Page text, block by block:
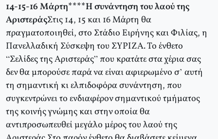
14-15-16 Μάρτη****Η συνάντηση του λαού της
ΑριστεράςΣτις 14, 15 και 16 Μάρτη θα
πραγματοποιηθεί, στο Στάδιο Ειρήνης και Φιλίας, η
Πανελλαδική Σύσκεψη του ΣΥΡΙΖΑ. Το ένθετο
“Σελίδες της Αριστεράς” που κρατάτε στα χέρια σας
δεν θα μπορούσε παρά να είναι αφιερωμένο σ’ αυτή
τη σημαντική κι ελπιδοφόρα συνάντηση, που
συγκεντρώνει το ενδιαφέρον σημαντικού τμήματος
της κοινής γνώμης και στην οποία θα
αντιπροσωπευθεί μεγάλο μέρος του λαού της